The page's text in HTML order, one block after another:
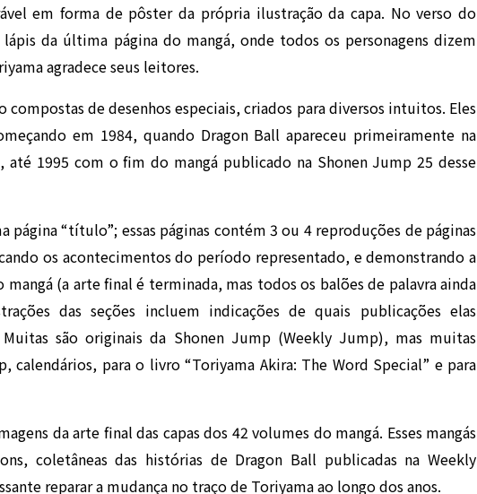
em forma de pôster da própria ilustração da capa. No verso do
da última página do mangá, onde todos os personagens dizem
agradece seus leitores.
compostas de desenhos especiais, criados para diversos intuitos. Eles
em 1984, quando Dragon Ball apareceu primeiramente na
até 1995 com o fim do mangá publicado na Shonen Jump 25 desse
página “título”; essas páginas contém 3 ou 4 reproduções de páginas
os acontecimentos do período representado, e demonstrando a
(a arte final é terminada, mas todos os balões de palavra ainda
das seções incluem indicações de quais publicações elas
são originais da Shonen Jump (Weekly Jump), mas muitas
calendários, para o livro “Toriyama Akira: The Word Special” e para
da arte final das capas dos 42 volumes do mangá. Esses mangás
coletâneas das histórias de Dragon Ball publicadas na Weekly
reparar a mudança no traço de Toriyama ao longo dos anos.